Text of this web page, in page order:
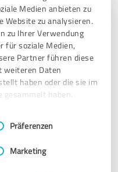
Medien anbieten zu
Website zu analysieren.
zu Ihrer Verwendung
für soziale Medien,
Partner führen diese
weiteren Daten
haben oder die sie im
gesammelt haben.
Präferenzen
Marketing
Empfehlung
und die
gelohnt. Wir sind